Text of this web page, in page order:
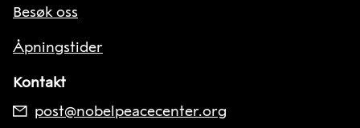
Besøk oss
Åpningstider
Kontakt
post@nobelpeacecenter.org